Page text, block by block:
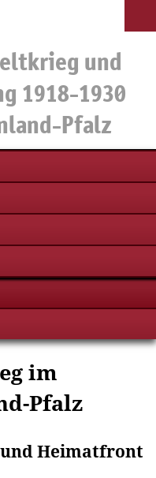
im
Pfalz
und Heimatfront